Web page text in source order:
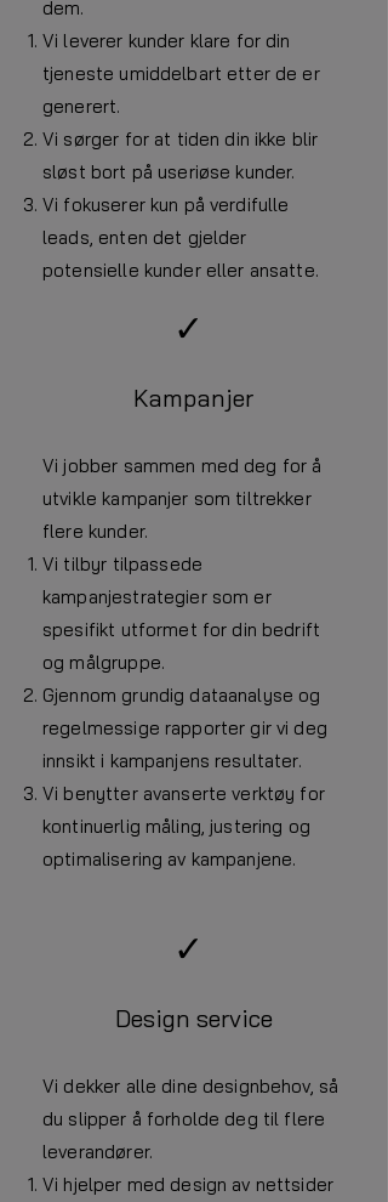
dem.
Vi leverer kunder klare for din
tjeneste umiddelbart etter de er
generert.
Vi sørger for at tiden din ikke blir
sløst bort på useriøse kunder.
Vi fokuserer kun på verdifulle
leads, enten det gjelder
potensielle kunder eller ansatte.
✓
Kampanjer
Vi jobber sammen med deg for å
utvikle kampanjer som tiltrekker
flere kunder.
Vi tilbyr tilpassede
kampanjestrategier som er
spesifikt utformet for din bedrift
og målgruppe.
Gjennom grundig dataanalyse og
regelmessige rapporter gir vi deg
innsikt i kampanjens resultater.
Vi benytter avanserte verktøy for
kontinuerlig måling, justering og
optimalisering av kampanjene.
✓
Design service
Vi dekker alle dine designbehov, så
du slipper å forholde deg til flere
leverandører.
Vi hjelper med design av nettsider